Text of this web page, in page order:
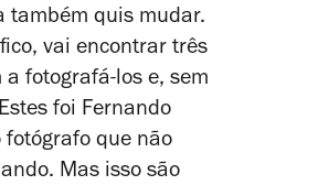
também quis mudar.
vai encontrar três
fotografá-los e, sem
foi Fernando
fotógrafo que não
Mas isso são